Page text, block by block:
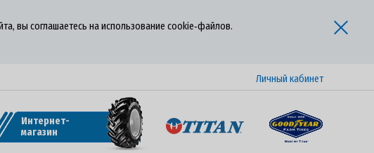
вы соглашаетесь на использование cookie‑файлов.
Личный кабинет
Интернет-
магазин